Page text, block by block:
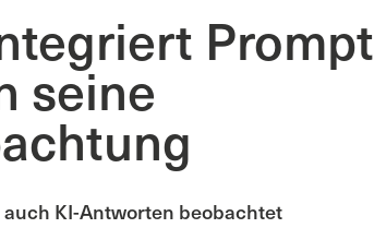
Prompt
seine
auch KI-Antworten beobachtet